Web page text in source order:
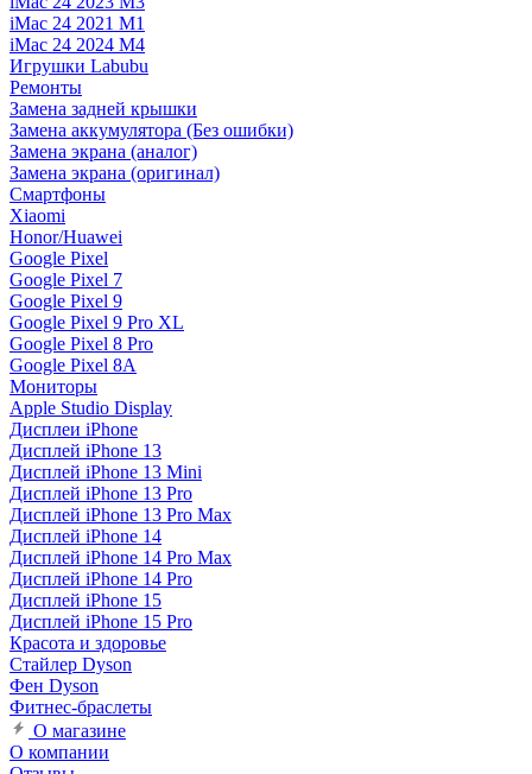
iMac 24 2021 M1
iMac 24 2024 M4
Игрушки Labubu
Ремонты
Замена задней крышки
Замена аккумулятора (Без ошибки)
Замена экрана (аналог)
Замена экрана (оригинал)
Смартфоны
Xiaomi
Honor/Huawei
Google Pixel
Google Pixel 7
Google Pixel 9
Google Pixel 9 Pro XL
Google Pixel 8 Pro
Google Pixel 8A
Мониторы
Apple Studio Display
Дисплеи iPhone
Дисплей iPhone 13
Дисплей iPhone 13 Mini
Дисплей iPhone 13 Pro
Дисплей iPhone 13 Pro Max
Дисплей iPhone 14
Дисплей iPhone 14 Pro Max
Дисплей iPhone 14 Pro
Дисплей iPhone 15
Дисплей iPhone 15 Pro
Красота и здоровье
Стайлер Dyson
Фен Dyson
Фитнес-браслеты
О магазине
О компании